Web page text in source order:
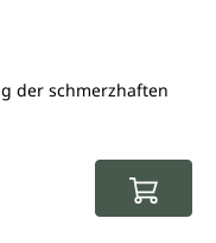
der schmerzhaften